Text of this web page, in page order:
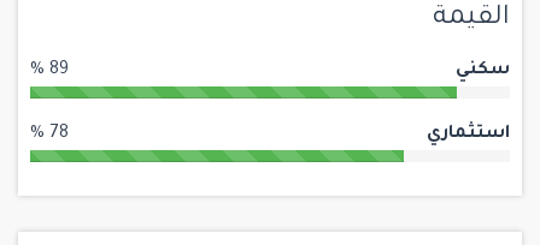
القيمة
سكني 89 %
استثماري 78 %